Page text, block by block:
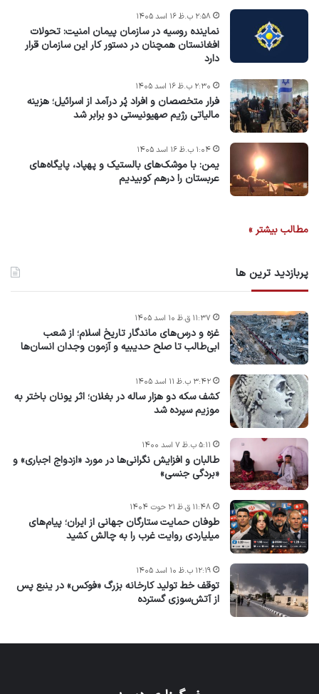
نماینده روسیه در سازمان پیمان امنیت: تحولات
افغانستان همچنان در دستور کار این سازمان قرار
دارد
۲:۵۸ ب.ظ ۱۶ اسد ۱۴۰۵
فرار متخصصان و افراد پُر درآمد از اسرائیل؛ هزینه
مالیاتی رژیم صهیونیستی دو برابر شد
۲:۳۰ ب.ظ ۱۶ اسد ۱۴۰۵
یمن: با موشک‌های بالستیک و پهپاد، پایگاه‌های
عربستان را درهم کوبیدیم
۱:۰۴ ب.ظ ۱۶ اسد ۱۴۰۵
مطالب بیشتر »
پربازدید ترین ها
غزه و درس‌های ماندگار تاریخ اسلام؛ از شعب
ابی‌طالب تا صلح حدیبیه و آزمون وجدان انسان‌ها
۱۱:۳۷ ق.ظ ۱۰ اسد ۱۴۰۵
کشف سکه دو هزار ساله در بغلان؛ اثر یونان باختر به
موزیم سپرده شد
۳:۴۲ ب.ظ ۱۱ اسد ۱۴۰۵
طالبان و افزایش نگرانی‌ها در مورد «ازدواج اجباری» و
«بردگی جنسی»
۵:۱۱ ب.ظ ۷ اسد ۱۴۰۰
طوفان حمایت ستارگان جهانی از ایران؛ پیام‌های
میلیاردی روایت غرب را به چالش کشید
۱۱:۴۸ ق.ظ ۲۱ حوت ۱۴۰۴
توقف خط تولید کارخانه بزرگ «فوکس» در ینبع پس
از آتش‌سوزی گسترده
۱۲:۱۹ ب.ظ ۱۰ اسد ۱۴۰۵